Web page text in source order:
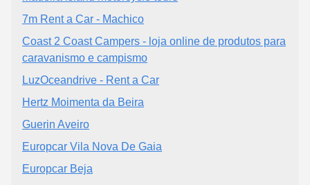
7m Rent a Car - Machico
Coast 2 Coast Campers - loja online de produtos para
caravanismo e campismo
LuzOceandrive - Rent a Car
Hertz Moimenta da Beira
Guerin Aveiro
Europcar Vila Nova De Gaia
Europcar Beja